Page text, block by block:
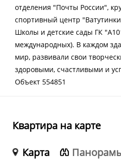
отделения "Почты России",
спортивный центр
Школы и детские сады ГК
международных). В каждом
мир, развивали свои
здоровыми, счастливыми и
Объект 554851
Квартира на карте
Карта